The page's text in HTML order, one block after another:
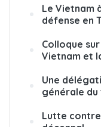
Le Vietnam
défense en
Colloque
Vietnam et
Une
générale du
Lutte